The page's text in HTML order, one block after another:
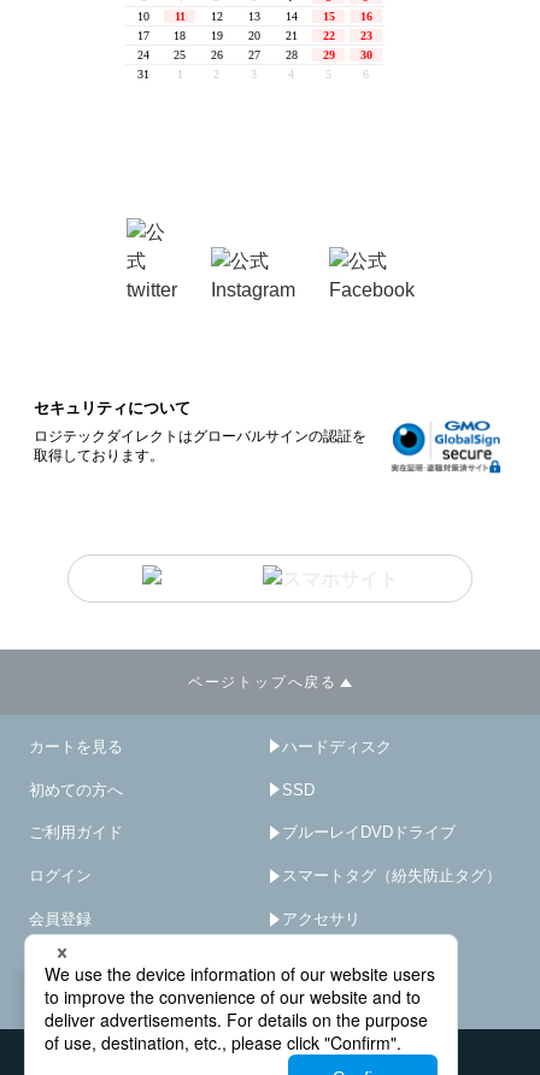
セキュリティについて
ロジテックダイレクトはグローバルサインの認証を
取得しております。
ページトップへ戻る
カートを見る
初めての方へ
ご利用ガイド
ログイン
会員登録
サイトマップ
ハードディスク
SSD
ブルーレイDVDドライブ
スマートタグ（紛失防止タグ）
アクセサリ
オプション･サービス
お問い合わせ窓口
－ ×